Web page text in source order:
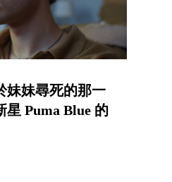
妹妹尋死的那一
星 Puma Blue 的